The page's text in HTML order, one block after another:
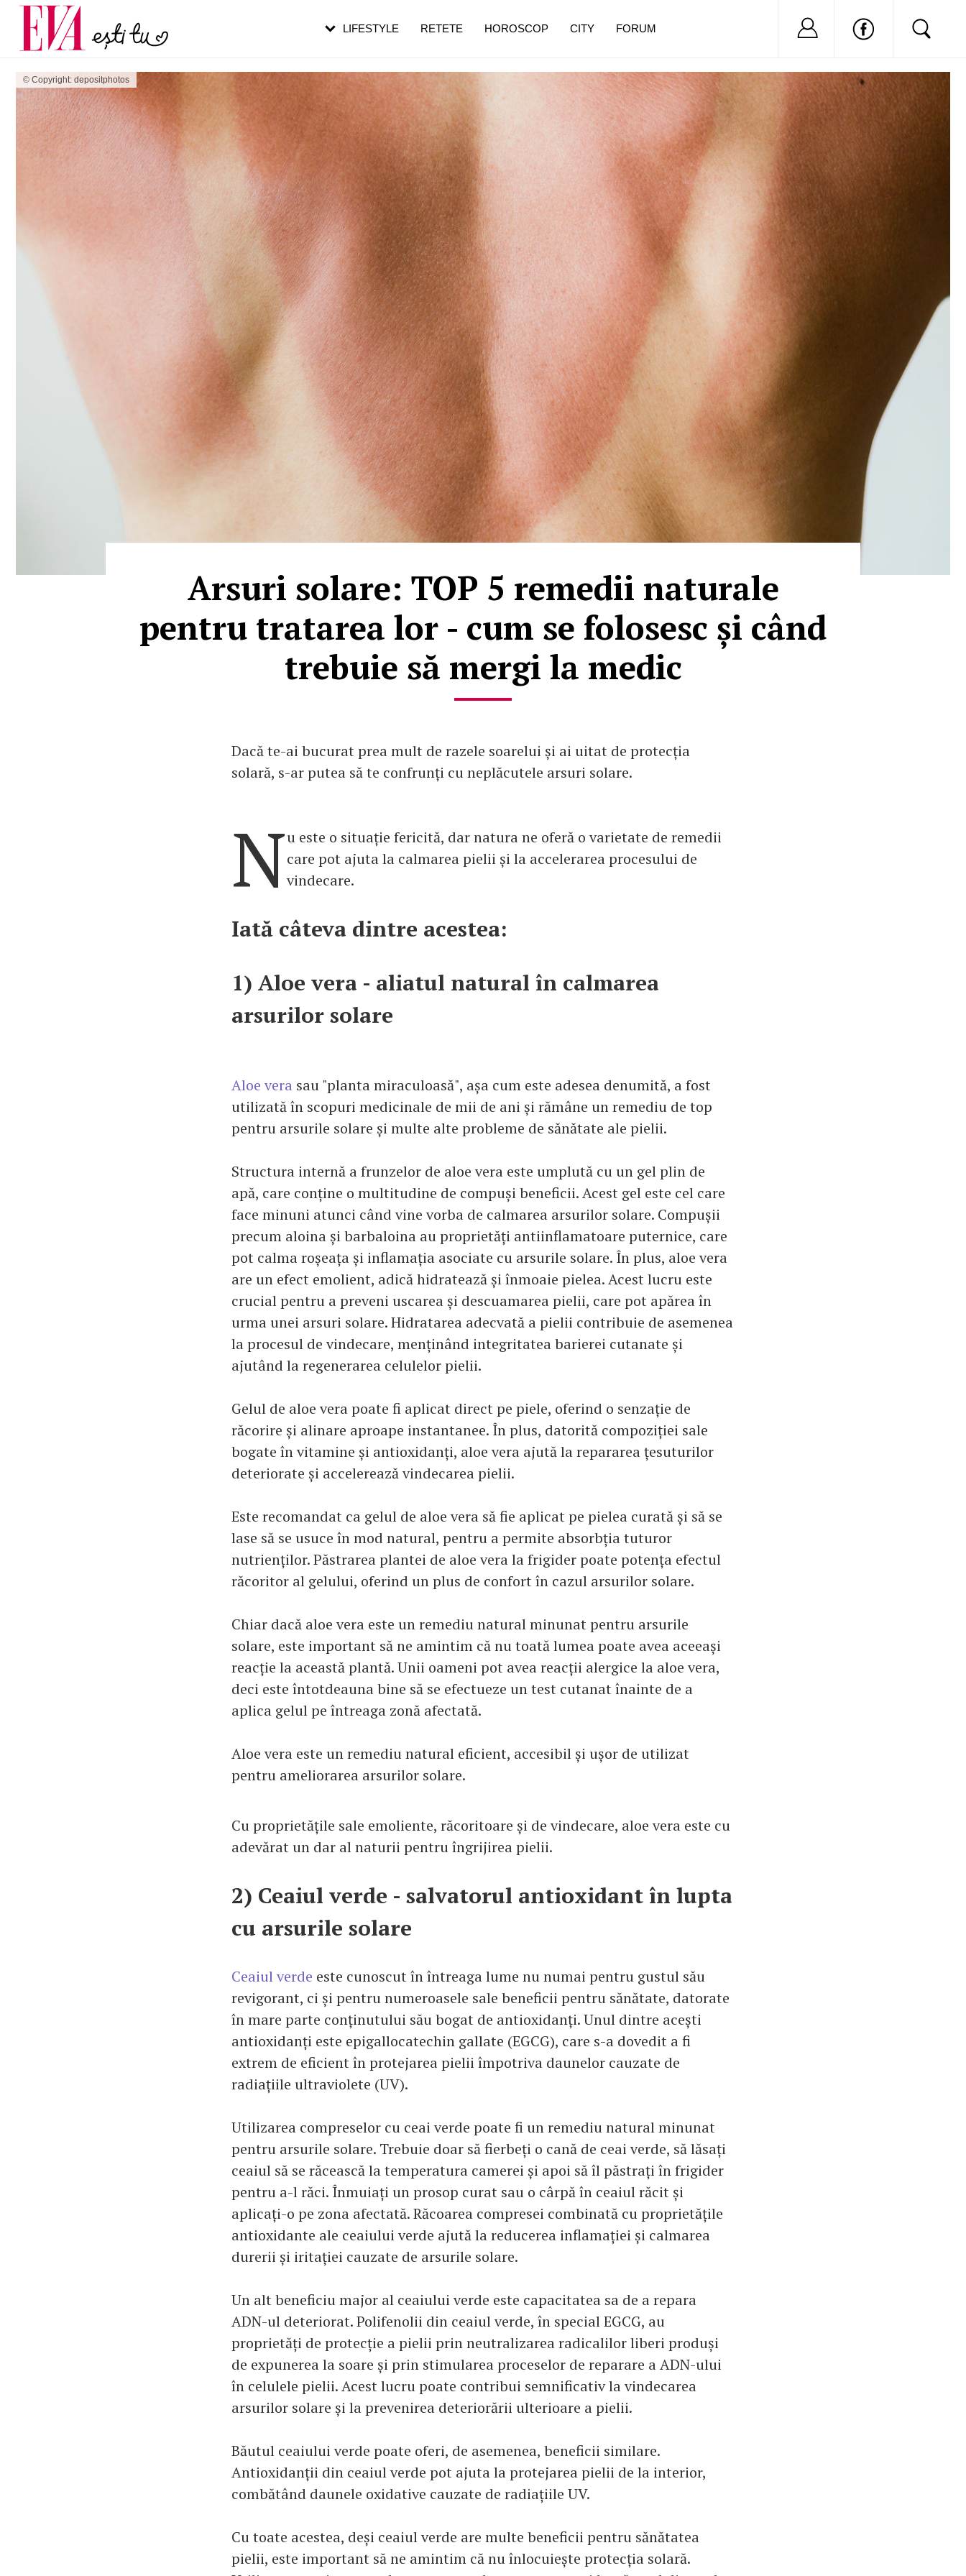
© Copyright: depositphotos
Arsuri solare: TOP 5 remedii naturale
pentru tratarea lor - cum se folosesc și când
trebuie să mergi la medic
Dacă te-ai bucurat prea mult de razele soarelui și ai uitat de protecția
solară, s-ar putea să te confrunți cu neplăcutele arsuri solare.
Nu este o situație fericită, dar natura ne oferă o varietate de remedii
care pot ajuta la calmarea pielii și la accelerarea procesului de
vindecare.
Iată câteva dintre acestea:
1) Aloe vera - aliatul natural în calmarea
arsurilor solare
Aloe vera sau "planta miraculoasă", așa cum este adesea denumită, a fost
utilizată în scopuri medicinale de mii de ani și rămâne un remediu de top
pentru arsurile solare și multe alte probleme de sănătate ale pielii.
Structura internă a frunzelor de aloe vera este umplută cu un gel plin de
apă, care conține o multitudine de compuși beneficii. Acest gel este cel care
face minuni atunci când vine vorba de calmarea arsurilor solare. Compușii
precum aloina și barbaloina au proprietăți antiinflamatoare puternice, care
pot calma roșeața și inflamația asociate cu arsurile solare. În plus, aloe vera
are un efect emolient, adică hidratează și înmoaie pielea. Acest lucru este
crucial pentru a preveni uscarea și descuamarea pielii, care pot apărea în
urma unei arsuri solare. Hidratarea adecvată a pielii contribuie de asemenea
la procesul de vindecare, menținând integritatea barierei cutanate și
ajutând la regenerarea celulelor pielii.
Gelul de aloe vera poate fi aplicat direct pe piele, oferind o senzație de
răcorire și alinare aproape instantanee. În plus, datorită compoziției sale
bogate în vitamine și antioxidanți, aloe vera ajută la repararea țesuturilor
deteriorate și accelerează vindecarea pielii.
Este recomandat ca gelul de aloe vera să fie aplicat pe pielea curată și să se
lase să se usuce în mod natural, pentru a permite absorbția tuturor
nutrienților. Păstrarea plantei de aloe vera la frigider poate potența efectul
răcoritor al gelului, oferind un plus de confort în cazul arsurilor solare.
Chiar dacă aloe vera este un remediu natural minunat pentru arsurile
solare, este important să ne amintim că nu toată lumea poate avea aceeași
reacție la această plantă. Unii oameni pot avea reacții alergice la aloe vera,
deci este întotdeauna bine să se efectueze un test cutanat înainte de a
aplica gelul pe întreaga zonă afectată.
Aloe vera este un remediu natural eficient, accesibil și ușor de utilizat
pentru ameliorarea arsurilor solare.
Cu proprietățile sale emoliente, răcoritoare și de vindecare, aloe vera este cu
adevărat un dar al naturii pentru îngrijirea pielii.
2) Ceaiul verde - salvatorul antioxidant în lupta
cu arsurile solare
Ceaiul verde este cunoscut în întreaga lume nu numai pentru gustul său
revigorant, ci și pentru numeroasele sale beneficii pentru sănătate, datorate
în mare parte conținutului său bogat de antioxidanți. Unul dintre acești
antioxidanți este epigallocatechin gallate (EGCG), care s-a dovedit a fi
extrem de eficient în protejarea pielii împotriva daunelor cauzate de
radiațiile ultraviolete (UV).
Utilizarea compreselor cu ceai verde poate fi un remediu natural minunat
pentru arsurile solare. Trebuie doar să fierbeți o cană de ceai verde, să lăsați
ceaiul să se răcească la temperatura camerei și apoi să îl păstrați în frigider
pentru a-l răci. Înmuiați un prosop curat sau o cârpă în ceaiul răcit și
aplicați-o pe zona afectată. Răcoarea compresei combinată cu proprietățile
antioxidante ale ceaiului verde ajută la reducerea inflamației și calmarea
durerii și iritației cauzate de arsurile solare.
Un alt beneficiu major al ceaiului verde este capacitatea sa de a repara
ADN-ul deteriorat. Polifenolii din ceaiul verde, în special EGCG, au
proprietăți de protecție a pielii prin neutralizarea radicalilor liberi produși
de expunerea la soare și prin stimularea proceselor de reparare a ADN-ului
în celulele pielii. Acest lucru poate contribui semnificativ la vindecarea
arsurilor solare și la prevenirea deteriorării ulterioare a pielii.
Băutul ceaiului verde poate oferi, de asemenea, beneficii similare.
Antioxidanții din ceaiul verde pot ajuta la protejarea pielii de la interior,
combătând daunele oxidative cauzate de radiațiile UV.
Cu toate acestea, deși ceaiul verde are multe beneficii pentru sănătatea
pielii, este important să ne amintim că nu înlocuiește protecția solară.
LIFESTYLE RETETE HOROSCOP CITY FORUM Nu ai cont?
Carieră
Actualitate
pe măsură ce înaintezi în vârstă